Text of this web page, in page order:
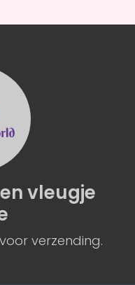
vleugje
voor verzending.